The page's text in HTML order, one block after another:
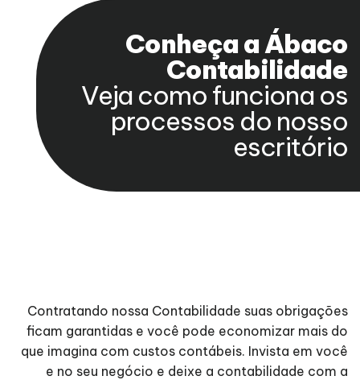
Conheça a Ábaco
Contabilidade
Veja como funciona os
processos do nosso
escritório
Contratando nossa Contabilidade suas obrigações
ficam garantidas e você pode economizar mais do
que imagina com custos contábeis. Invista em você
e no seu negócio e deixe a contabilidade com a